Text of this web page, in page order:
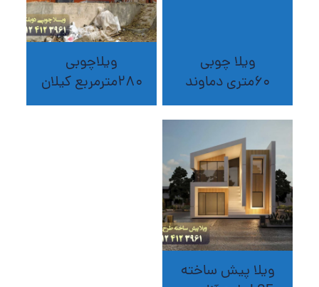
ویلا چوبی
60متری دماوند
ویلاچوبی
280مترمربع کیلان
ویلا پیش ساخته